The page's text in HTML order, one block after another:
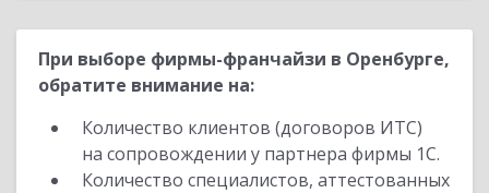
При выборе фирмы-франчайзи в Оренбурге,
обратите внимание на:
Количество клиентов (договоров ИТС)
на сопровождении у партнера фирмы 1С.
Количество специалистов, аттестованных